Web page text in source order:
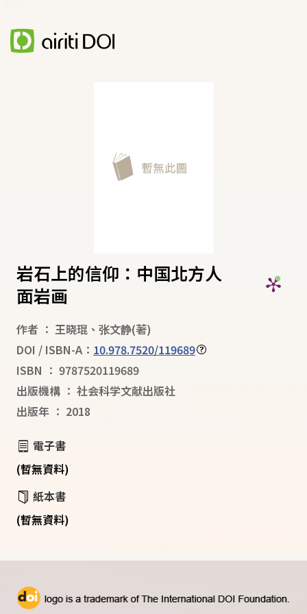
岩石上的信仰：中国北方人
面岩画
作者 ： 王晓琨 、 张文静(著)
DOI / ISBN-A： 10.978.7520/119689
ISBN ： 9787520119689
出版機構 ： 社会科学文献出版社
出版年 ： 2018
電子書
(暫無資料)
紙本書
(暫無資料)